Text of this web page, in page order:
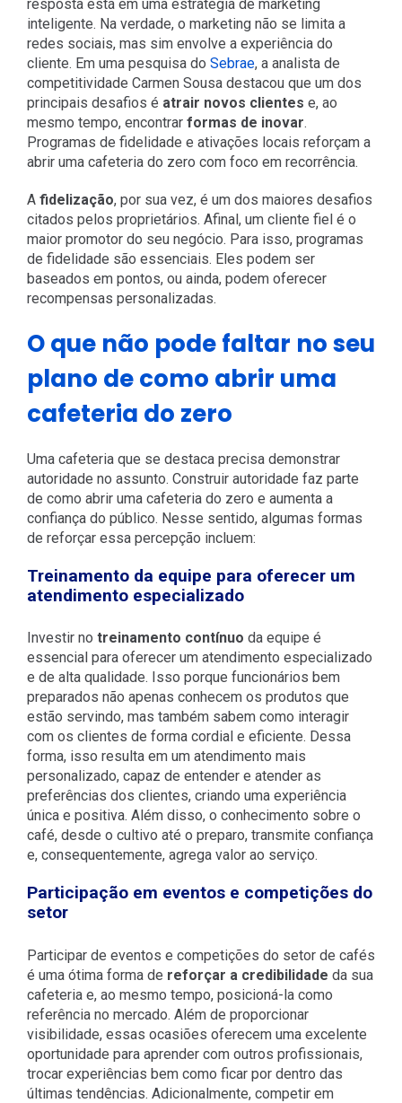
resposta está em uma estratégia de marketing
inteligente. Na verdade, o marketing não se limita a
redes sociais, mas sim envolve a experiência do
cliente. Em uma pesquisa do Sebrae, a analista de
competitividade Carmen Sousa destacou que um dos
principais desafios é atrair novos clientes e, ao
mesmo tempo, encontrar formas de inovar.
Programas de fidelidade e ativações locais reforçam a
abrir uma cafeteria do zero com foco em recorrência.
A fidelização, por sua vez, é um dos maiores desafios
citados pelos proprietários. Afinal, um cliente fiel é o
maior promotor do seu negócio. Para isso, programas
de fidelidade são essenciais. Eles podem ser
baseados em pontos, ou ainda, podem oferecer
recompensas personalizadas.
O que não pode faltar no seu
plano de como abrir uma
cafeteria do zero
Uma cafeteria que se destaca precisa demonstrar
autoridade no assunto. Construir autoridade faz parte
de como abrir uma cafeteria do zero e aumenta a
confiança do público. Nesse sentido, algumas formas
de reforçar essa percepção incluem:
Treinamento da equipe para oferecer um
atendimento especializado
Investir no treinamento contínuo da equipe é
essencial para oferecer um atendimento especializado
e de alta qualidade. Isso porque funcionários bem
preparados não apenas conhecem os produtos que
estão servindo, mas também sabem como interagir
com os clientes de forma cordial e eficiente. Dessa
forma, isso resulta em um atendimento mais
personalizado, capaz de entender e atender as
preferências dos clientes, criando uma experiência
única e positiva. Além disso, o conhecimento sobre o
café, desde o cultivo até o preparo, transmite confiança
e, consequentemente, agrega valor ao serviço.
Participação em eventos e competições do
setor
Participar de eventos e competições do setor de cafés
é uma ótima forma de reforçar a credibilidade da sua
cafeteria e, ao mesmo tempo, posicioná-la como
referência no mercado. Além de proporcionar
visibilidade, essas ocasiões oferecem uma excelente
oportunidade para aprender com outros profissionais,
trocar experiências bem como ficar por dentro das
últimas tendências. Adicionalmente, competir em